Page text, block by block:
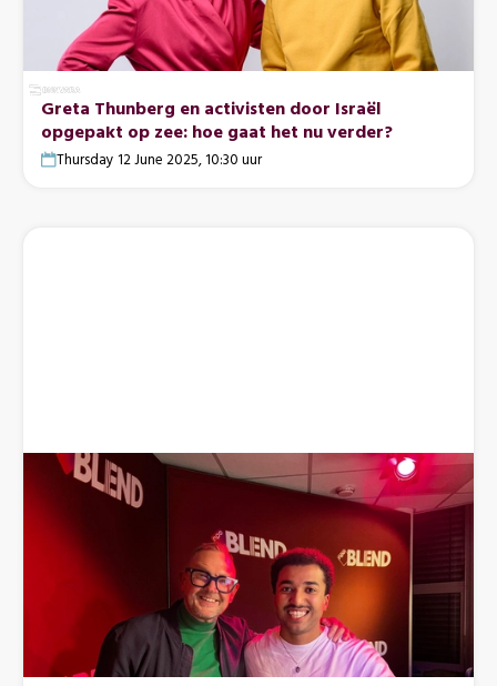
Greta Thunberg en activisten door Israël
opgepakt op zee: hoe gaat het nu verder?
Thursday 12 June 2025, 10:30 uur